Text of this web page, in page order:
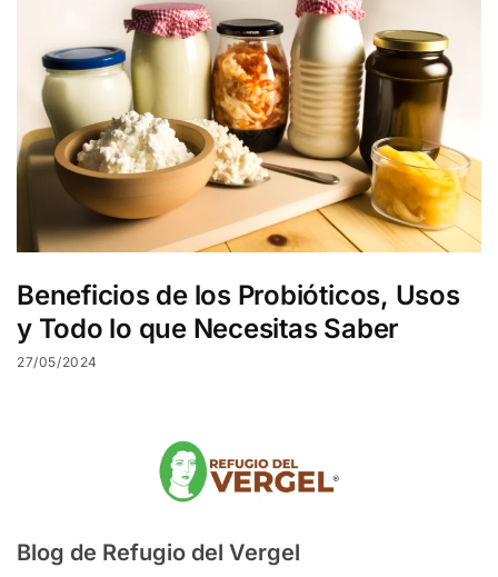
Beneficios de los Probióticos, Usos
y Todo lo que Necesitas Saber
27/05/2024
Blog de Refugio del Vergel